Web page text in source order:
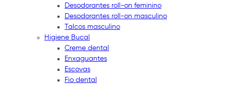
Desodorantes roll-on feminino
Desodorantes roll-on masculino
Talcos masculino
Higiene Bucal
Creme dental
Enxaguantes
Escovas
Fio dental